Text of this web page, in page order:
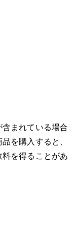
まれている場合
を購入すると、
を得ることがあ